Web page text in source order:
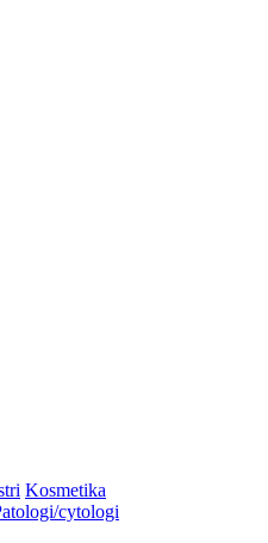
Kosmetika
cytologi